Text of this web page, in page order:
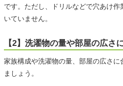
です。ただし、ドリルなどで穴あけ
いていません。
【2】洗濯物の量や部屋の広さ
家族構成や洗濯物の量、部屋の広さに
ましょう。